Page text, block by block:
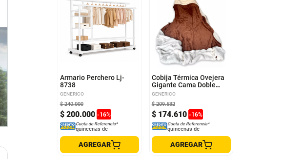
Armario Perchero Lj-
8738
GENERICO
$ 200.000 -16%
$ 240.000
Cuota de Referencia*
quincenas de
AGREGAR
Cobija Térmica Ovejera
Gigante Cama Doble
Ropa de Cama Hogar
GENERICO
$ 174.610 -16%
$ 209.532
Cuota de Referencia*
quincenas de
AGREGAR